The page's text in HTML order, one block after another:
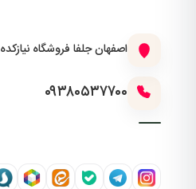
اصفهان جلفا فروشگاه نیازکده
۰۹۳۸۰۵۳۷۷۰۰